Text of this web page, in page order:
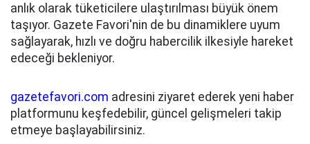
anlık olarak tüketicilere ulaştırılması büyük önem
taşıyor. Gazete Favori'nin de bu dinamiklere uyum
sağlayarak, hızlı ve doğru habercilik ilkesiyle hareket
edeceği bekleniyor.
gazetefavori.com adresini ziyaret ederek yeni haber
platformunu keşfedebilir, güncel gelişmeleri takip
etmeye başlayabilirsiniz.